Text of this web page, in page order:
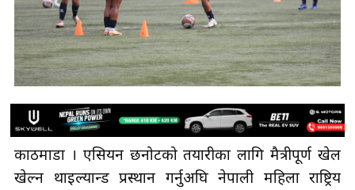
काठमाडौँ । एसियन छनोटको तयारीका लागि मैत्रीपूर्ण खेल
खेल्न थाइल्यान्ड प्रस्थान गर्नुअघि नेपाली महिला राष्ट्रिय